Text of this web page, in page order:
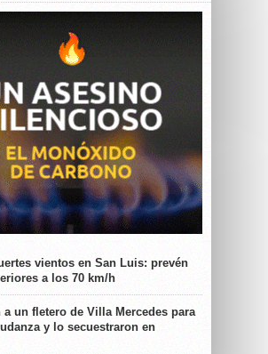
vientos en San Luis: prevén
a los 70 km/h
a un fletero de Villa Mercedes para
y lo secuestraron en